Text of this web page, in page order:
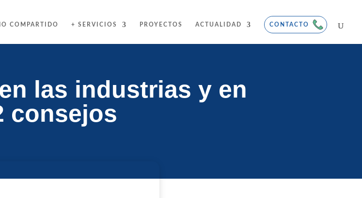
COMPARTIDO + SERVICIOS PROYECTOS ACTUALIDAD CONTACTO
las industrias y en
consejos